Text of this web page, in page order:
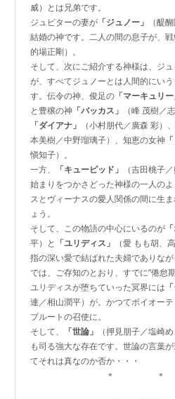
威）とは兄弟です。
ジュピターの妻が 「ジュノー」
（醍
結婚の神です。二人の間の息子が、
的場正剛）。
そして、次にご紹介する神様は、ジ
が、すべてジュノーとは人間的にいう
す。伝令の神、俊足の 「マーキュリー
と豊穣の神 「バッカス」
（峰 茂樹／
「ダイアナ」
（小村朋代／廣森 彩）
本美樹／中野瑠璃子）、知恵の女神
愼知子）。
一方、
「キューピッド」
（吉田桃子
始まりをつかさどった神様の一人の
スとヴィーナスの愛人関係の間に生
ょう。
そして、この物語の中心にいるのが
平）と 「ユリディス」
（愛 もも胡、
指の深い愛で結ばれた夫婦でありな
では、ご存知のとおり、すでに“倦怠
ユリディスが堕ちていった冥界には
連／相山潤平）が。かつてボイオー
プルートの召使に。
そして、
「世論」
（押見朋子／塩崎
も司る強大な存在です。世論の言葉
てそれは真なのか否か・・・
＊